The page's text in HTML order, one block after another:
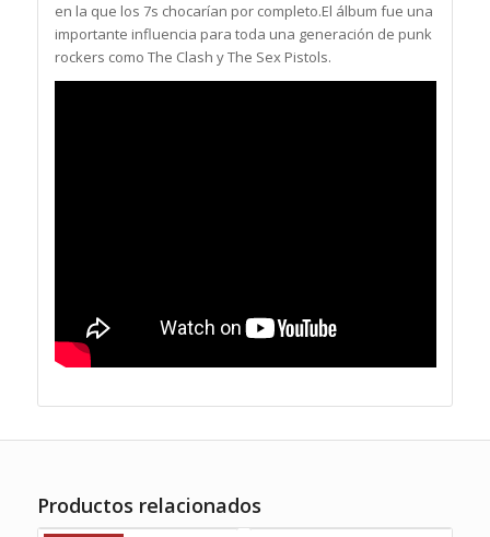
en la que los 7s chocarían por completo.El álbum fue una
importante influencia para toda una generación de punk
rockers como The Clash y The Sex Pistols.
Productos relacionados